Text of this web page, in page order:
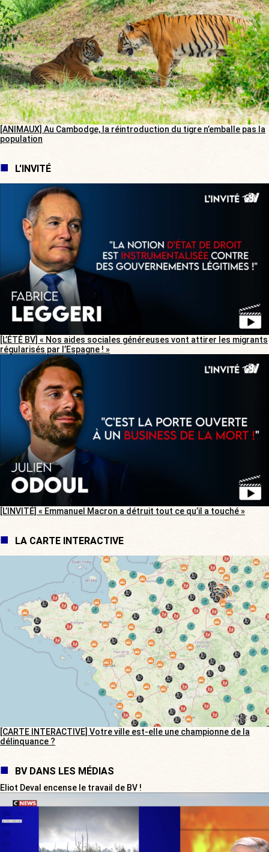
[ANIMAUX] Au Cambodge, la réintroduction du tigre n’emballe pas la
population
L'INVITÉ
[L’ÉTÉ BV] « Nos aides sociales généreuses vont attirer les migrants
régularisés par l’Espagne ! »
[L’INVITÉ] « Emmanuel Macron a détruit tout ce qu’il a touché »
LA CARTE INTERACTIVE
[CARTE INTERACTIVE] Votre ville est-elle une championne de la
délinquance ?
BV DANS LES MÉDIAS
Eliot Deval encense le travail de BV !